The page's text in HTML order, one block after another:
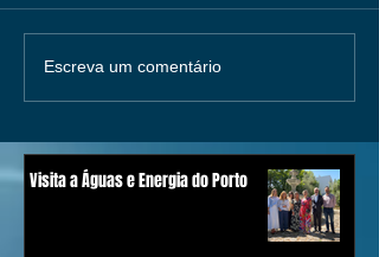
Escreva um comentário
Visita a Águas e Energia do Porto